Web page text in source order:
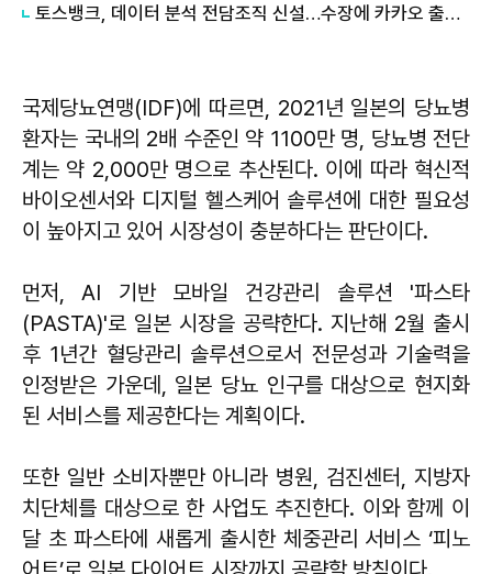
토스뱅크, 데이터 분석 전담조직 신설…수장에 카카오 출신 선임
국제당뇨연맹(IDF)에 따르면, 2021년 일본의 당뇨병
환자는 국내의 2배 수준인 약 1100만 명, 당뇨병 전단
계는 약 2,000만 명으로 추산된다. 이에 따라 혁신적
바이오센서와 디지털 헬스케어 솔루션에 대한 필요성
이 높아지고 있어 시장성이 충분하다는 판단이다.
먼저, AI 기반 모바일 건강관리 솔루션 '파스타
(PASTA)'로 일본 시장을 공략한다. 지난해 2월 출시
후 1년간 혈당관리 솔루션으로서 전문성과 기술력을
인정받은 가운데, 일본 당뇨 인구를 대상으로 현지화
된 서비스를 제공한다는 계획이다.
또한 일반 소비자뿐만 아니라 병원, 검진센터, 지방자
치단체를 대상으로 한 사업도 추진한다. 이와 함께 이
달 초 파스타에 새롭게 출시한 체중관리 서비스 ‘피노